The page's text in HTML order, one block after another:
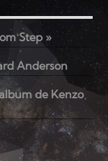
Step »
Anderson
de Kenzo